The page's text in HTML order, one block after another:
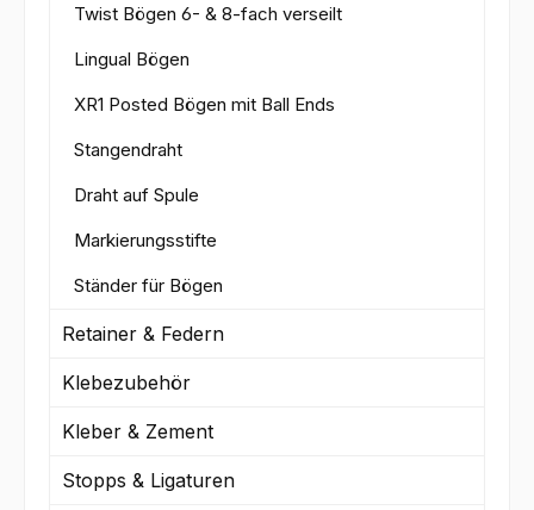
Twist Bögen 6- & 8-fach verseilt
Lingual Bögen
XR1 Posted Bögen mit Ball Ends
Stangendraht
Draht auf Spule
Markierungsstifte
Ständer für Bögen
Retainer & Federn
Klebezubehör
Kleber & Zement
Stopps & Ligaturen